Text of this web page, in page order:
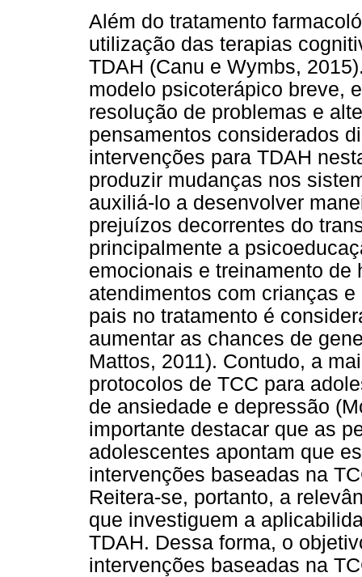
Além do tratamento
utilização das terapias
TDAH (Canu e Wymbs,
modelo psicoterápico breve,
resolução de problemas e
pensamentos considerados
intervenções para TDAH
produzir mudanças nos
auxiliá-lo a desenvolver
prejuízos decorrentes do
principalmente a
emocionais e treinamento de
atendimentos com crianças
pais no tratamento é
aumentar as chances de
Mattos, 2011). Contudo, a
protocolos de TCC para
de ansiedade e depressão
importante destacar que as
adolescentes apontam que
intervenções baseadas na
Reitera-se, portanto, a
que investiguem a
TDAH. Dessa forma, o
intervenções baseadas na